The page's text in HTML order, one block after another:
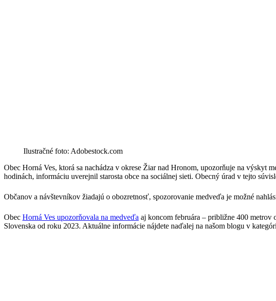
Ilustračné foto: Adobestock.com
Obec Horná Ves, ktorá sa nachádza v okrese Žiar nad Hronom, upozorňuje na výskyt
hodinách, informáciu uverejnil starosta obce na sociálnej sieti. Obecný úrad v tejto
Občanov a návštevníkov žiadajú o obozretnosť, spozorovanie medveďa je možné
Obec Horná Ves upozorňovala na medveďa aj koncom februára – približne 400 metrov
Slovenska od roku 2023. Aktuálne informácie nájdete naďalej na našom blogu v